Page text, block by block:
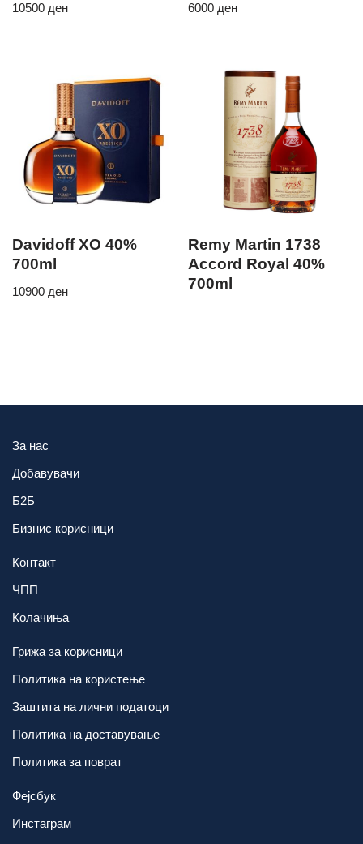
10500 ден 6000 ден
Davidoff XO 40%
700ml
10900 ден
Remy Martin 1738
Accord Royal 40%
700ml
За нас
Добавувачи
Б2Б
Бизнис корисници
Контакт
ЧПП
Колачиња
Грижа за корисници
Политика на користење
Заштита на лични податоци
Политика на доставување
Политика за поврат
Фејсбук
Инстаграм